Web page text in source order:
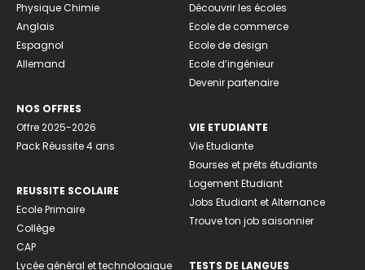
Physique Chimie
Anglais
Espagnol
Allemand
NOS OFFRES
Offre 2025-2026
Pack Réussite 4 ans
REUSSITE SCOLAIRE
Ecole Primaire
Collège
CAP
Lycée général et technologique
Découvrir les écoles
Ecole de commerce
Ecole de design
Ecole d’ingénieur
Devenir partenaire
VIE ETUDIANTE
Vie Etudiante
Bourses et prêts étudiants
Logement Etudiant
Jobs Etudiant et Alternance
Trouve ton job saisonnier
TESTS DE LANGUES